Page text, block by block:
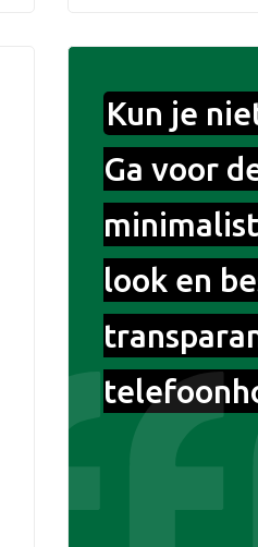
Kun je
Ga voor
look en